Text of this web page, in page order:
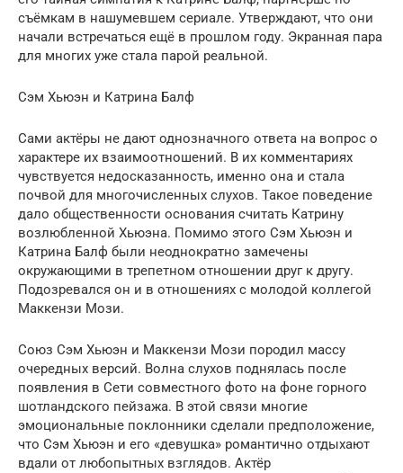
съёмкам в нашумевшем сериале. Утверждают, что они
начали встречаться ещё в прошлом году. Экранная пара
для многих уже стала парой реальной.
Сэм Хьюэн и Катрина Балф
Сами актёры не дают однозначного ответа на вопрос о
характере их взаимоотношений. В их комментариях
чувствуется недосказанность, именно она и стала
почвой для многочисленных слухов. Такое поведение
дало общественности основания считать Катрину
возлюбленной Хьюэна. Помимо этого Сэм Хьюэн и
Катрина Балф были неоднократно замечены
окружающими в трепетном отношении друг к другу.
Подозревался он и в отношениях с молодой коллегой
Маккензи Мози.
Союз Сэм Хьюэн и Маккензи Мози породил массу
очередных версий. Волна слухов поднялась после
появления в Сети совместного фото на фоне горного
шотландского пейзажа. В этой связи многие
эмоциональные поклонники сделали предположение,
что Сэм Хьюэн и его «девушка» романтично отдыхают
вдали от любопытных взглядов. Актёр